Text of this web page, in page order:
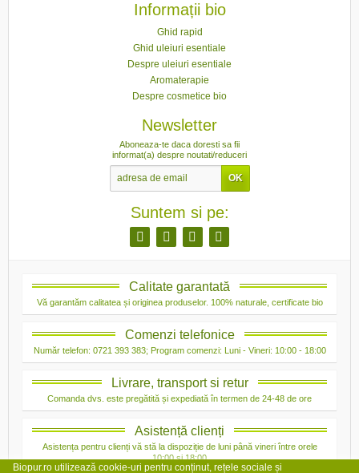
Informații bio
Ghid rapid
Ghid uleiuri esentiale
Despre uleiuri esentiale
Aromaterapie
Despre cosmetice bio
Newsletter
Aboneaza-te daca doresti sa fii
informat(a) despre noutati/reduceri
Suntem si pe:
Calitate garantată
Vă garantăm calitatea și originea produselor. 100% naturale, certificate bio
Comenzi telefonice
Număr telefon: 0721 393 383; Program comenzi: Luni - Vineri: 10:00 - 18:00
Livrare, transport si retur
Comanda dvs. este pregătită și expediată în termen de 24-48 de ore
Asistență clienți
Asistența pentru clienți vă stă la dispoziție de luni până vineri între orele
10:00 și 18:00
Biopur.ro utilizează cookie-uri pentru conținut, rețele sociale și